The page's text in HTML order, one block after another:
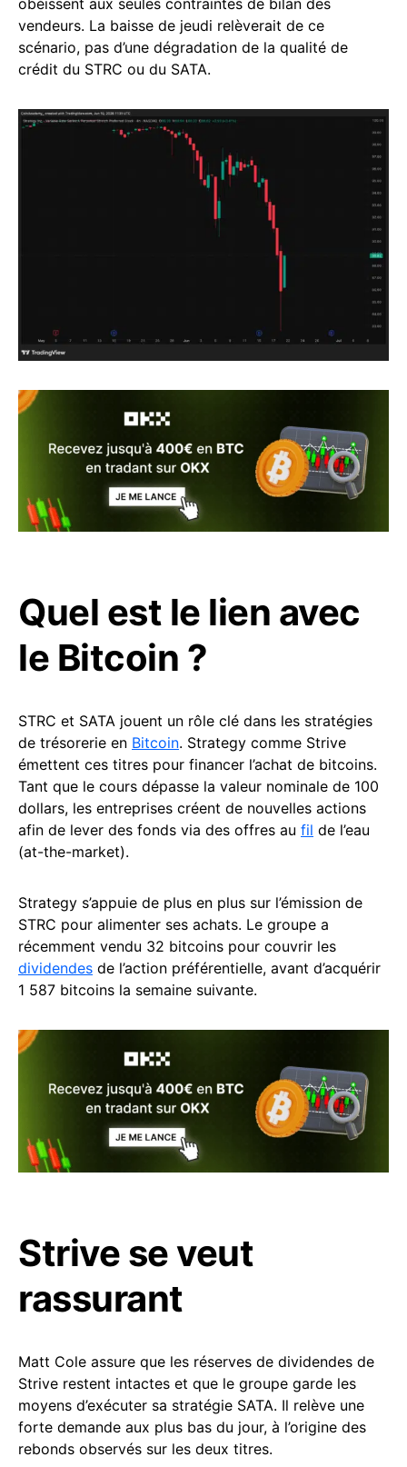
obéissent aux seules contraintes de bilan des
vendeurs. La baisse de jeudi relèverait de ce
scénario, pas d’une dégradation de la qualité de
crédit du STRC ou du SATA.
Quel est le lien avec
le Bitcoin ?
STRC et SATA jouent un rôle clé dans les stratégies
de trésorerie en Bitcoin. Strategy comme Strive
émettent ces titres pour financer l’achat de bitcoins.
Tant que le cours dépasse la valeur nominale de 100
dollars, les entreprises créent de nouvelles actions
afin de lever des fonds via des offres au fil de l’eau
(at-the-market).
Strategy s’appuie de plus en plus sur l’émission de
STRC pour alimenter ses achats. Le groupe a
récemment vendu 32 bitcoins pour couvrir les
dividendes de l’action préférentielle, avant d’acquérir
1 587 bitcoins la semaine suivante.
Strive se veut
rassurant
Matt Cole assure que les réserves de dividendes de
Strive restent intactes et que le groupe garde les
moyens d’exécuter sa stratégie SATA. Il relève une
forte demande aux plus bas du jour, à l’origine des
rebonds observés sur les deux titres.